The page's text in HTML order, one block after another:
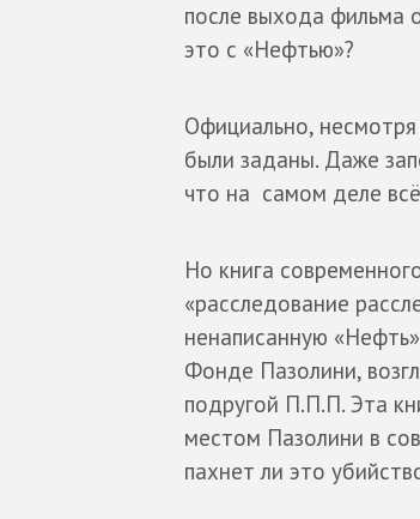
после выхода фильма
это с «Нефтью»?
Официально,
были заданы. Даже
что на самом деле
Но книга
«расследование
ненаписанную
Фонде Пазолини,
подругой П.П.П. Эта
местом Пазолини в
пахнет ли это